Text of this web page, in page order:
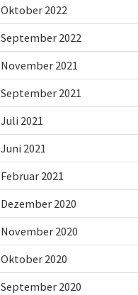
Oktober 2022
September 2022
November 2021
September 2021
Juli 2021
Juni 2021
Februar 2021
Dezember 2020
November 2020
Oktober 2020
September 2020